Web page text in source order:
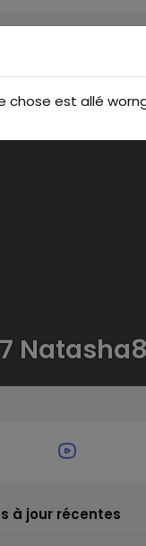
à jour récentes
chose est allé